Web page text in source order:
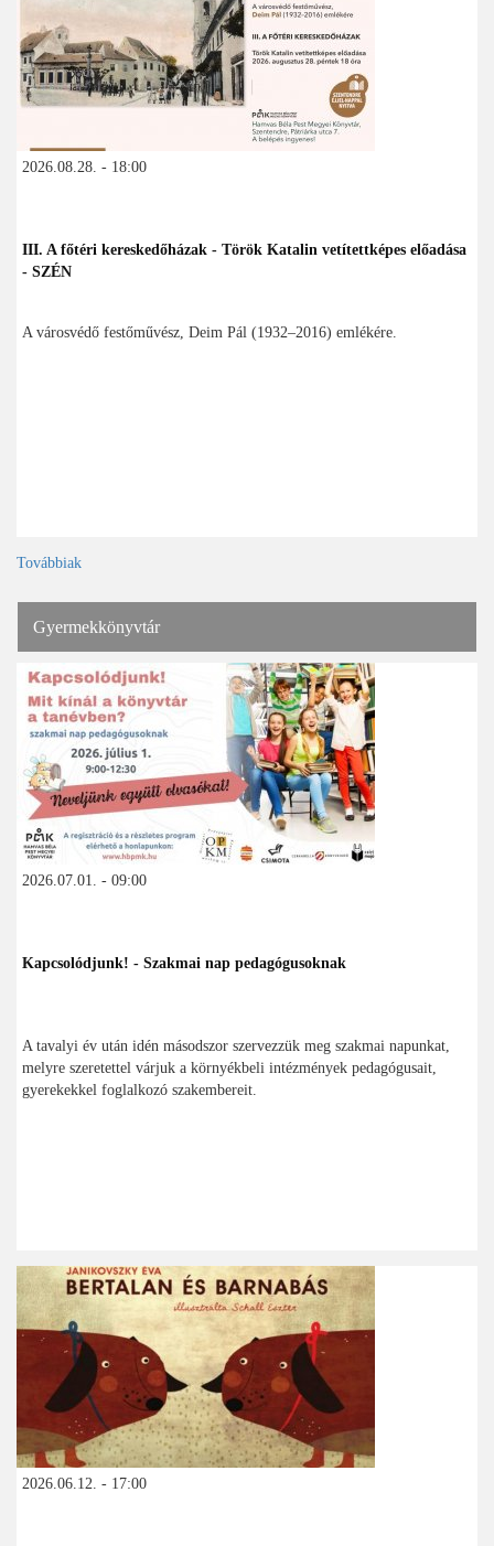
2026.08.28. - 18:00
III. A főtéri kereskedőházak - Török Katalin vetítettképes előadása
- SZÉN
A városvédő festőművész, Deim Pál (1932–2016) emlékére.
Továbbiak
Gyermekkönyvtár
2026.07.01. - 09:00
Kapcsolódjunk! - Szakmai nap pedagógusoknak
A tavalyi év után idén másodszor szervezzük meg szakmai napunkat,
melyre szeretettel várjuk a környékbeli intézmények pedagógusait,
gyerekekkel foglalkozó szakembereit.
2026.06.12. - 17:00